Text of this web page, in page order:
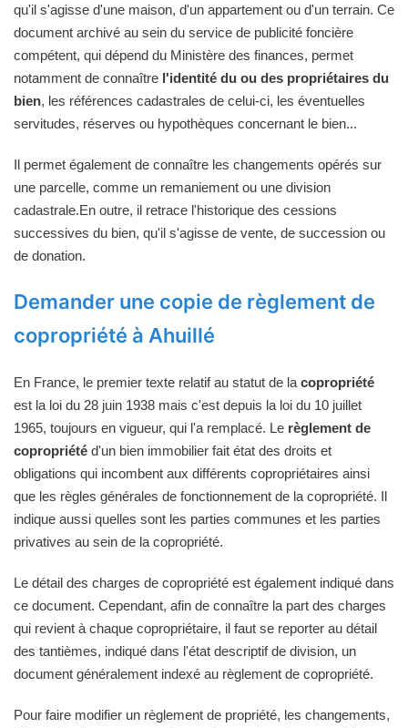
qu'il s'agisse d'une maison, d'un appartement ou d'un terrain. Ce
document archivé au sein du service de publicité foncière
compétent, qui dépend du Ministère des finances, permet
notamment de connaître l'identité du ou des propriétaires du
bien, les références cadastrales de celui-ci, les éventuelles
servitudes, réserves ou hypothèques concernant le bien...
Il permet également de connaître les changements opérés sur
une parcelle, comme un remaniement ou une division
cadastrale.En outre, il retrace l'historique des cessions
successives du bien, qu'il s'agisse de vente, de succession ou
de donation.
Demander une copie de règlement de
copropriété à Ahuillé
En France, le premier texte relatif au statut de la copropriété
est la loi du 28 juin 1938 mais c'est depuis la loi du 10 juillet
1965, toujours en vigueur, qui l'a remplacé. Le règlement de
copropriété d'un bien immobilier fait état des droits et
obligations qui incombent aux différents copropriétaires ainsi
que les règles générales de fonctionnement de la copropriété. Il
indique aussi quelles sont les parties communes et les parties
privatives au sein de la copropriété.
Le détail des charges de copropriété est également indiqué dans
ce document. Cependant, afin de connaître la part des charges
qui revient à chaque copropriétaire, il faut se reporter au détail
des tantièmes, indiqué dans l'état descriptif de division, un
document généralement indexé au règlement de copropriété.
Pour faire modifier un règlement de propriété, les changements,